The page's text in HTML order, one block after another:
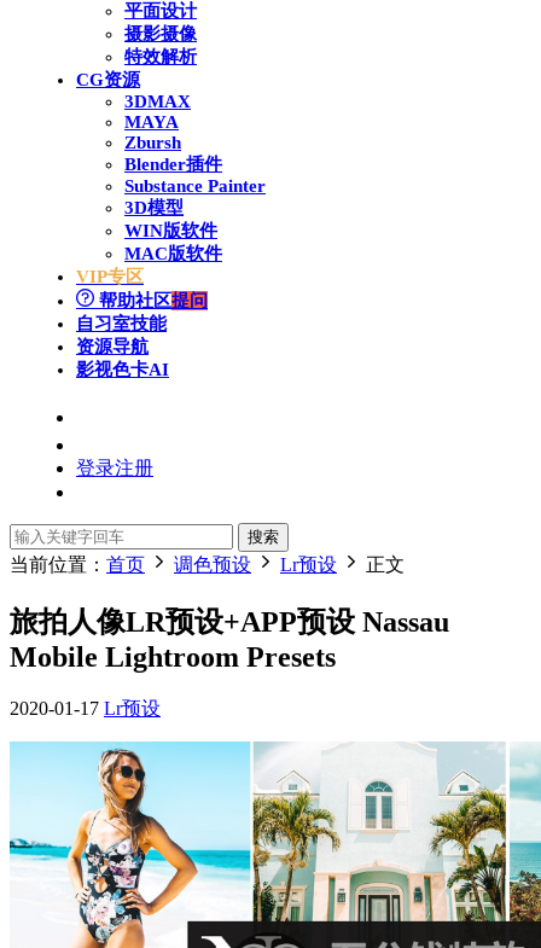
平面设计
摄影摄像
特效解析
CG资源
3DMAX
MAYA
Zbursh
Blender插件
Substance Painter
3D模型
WIN版软件
MAC版软件
VIP专区
帮助社区提问
自习室技能
资源导航
影视色卡AI
登录注册
搜索
当前位置： 首页 调色预设 Lr预设 正文
旅拍人像LR预设+APP预设 Nassau
Mobile Lightroom Presets
2020-01-17 Lr预设